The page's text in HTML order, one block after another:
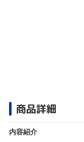
商品詳細
内容紹介